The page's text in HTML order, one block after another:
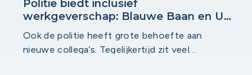
Politie biedt inclusief
werkgeverschap: Blauwe Baan en Uw
Stad Werkt slaan de handen ineen
Ook de politie heeft grote behoefte aan
nieuwe collega’s. Tegelijkertijd zit veel